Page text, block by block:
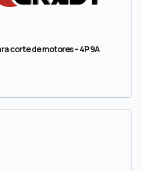
corte de motores – 4P 9A